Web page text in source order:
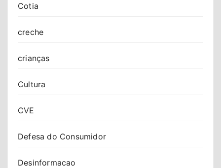
Cotia
creche
crianças
Cultura
CVE
Defesa do Consumidor
Desinformacao